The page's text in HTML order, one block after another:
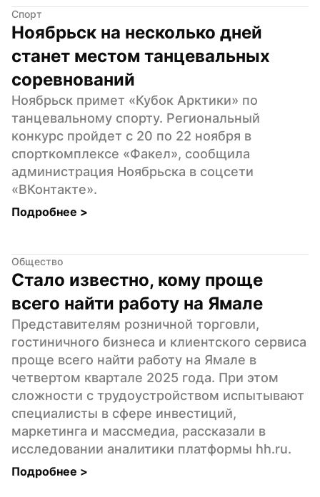
Спорт
Ноябрьск на несколько дней
станет местом танцевальных
соревнований
Ноябрьск примет «Кубок Арктики» по
танцевальному спорту. Региональный
конкурс пройдет с 20 по 22 ноября в
спорткомплексе «Факел», сообщила
администрация Ноябрьска в соцсети
«ВКонтакте».
Подробнее >
Общество
Стало известно, кому проще
всего найти работу на Ямале
Представителям розничной торговли,
гостиничного бизнеса и клиентского сервиса
проще всего найти работу на Ямале в
четвертом квартале 2025 года. При этом
сложности с трудоустройством испытывают
специалисты в сфере инвестиций,
маркетинга и массмедиа, рассказали в
исследовании аналитики платформы hh.ru.
Подробнее >